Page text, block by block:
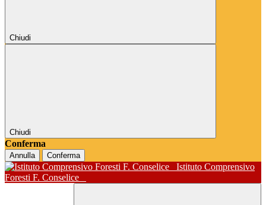
Chiudi
Chiudi
Conferma
Annulla Conferma
Istituto Comprensivo
Foresti F. Conselice